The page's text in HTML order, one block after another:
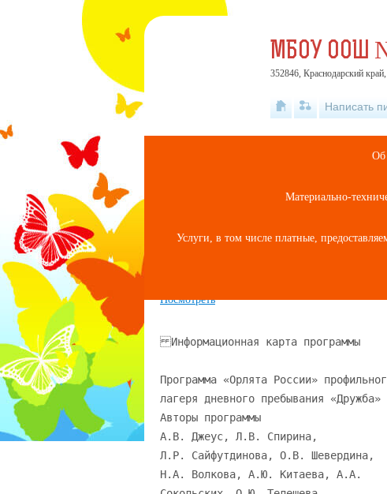
Опубликовано на сайте
Посмотреть
Информационная карта программы Программа «Орлята России» профильного лагеря дневного пребывания «Дружба» Авторы программы А.В. Джеус, Л.В. Спирина, Л.Р. Сайфутдинова, О.В. Шевердина, Н.А. Волкова, А.Ю. Китаева, А.А. Сокольских, О.Ю. Телешева. Усенко Светлана Владиславовна Руководитель программы Территория, представившая МБОУ ООШ № 16 им. М.В. Авдеева с.Молдавановка программу Название проводящей МБОУ ООШ № 16 им. М.В. Авдеева с.Молдавановка организации Краснодарский край Адрес организации Туапсинский район с.Молдавановка, ул. Центральная, 47 95-7-44 Телефон Профильный лагерь дневного пребывания Форма проведения «Дружба» Цель программы Развитие социально-активной личности ребёнка на основе духовно-нравственных ценностей и культурных традиций многонационального народа Российской Федерации. Полное название программы Специализация программы Сроки проведения Место проведения Официальный язык программы Общее количество участников (в том числе детей) География участников Условия участников Разностороннее развитие детей, приобретение навыков коллективнотворческой деятельности и жизненного опыта. 02.06.2025-24.06.2025 Краснодарский край Туапсинский район с.Молдавановка, ул. Центральная, 47 Русский 17 (17 учащихся) Учащиеся 1- 6 классов МБОУ ООШ № 16 им. М.В. Авдеева с.Молдавановка размещения 2 кабинета, столовая, спортивная площадка. Раздел I. Введение В современной России воспитание подрастающего поколения находится в зоне особого внимания государства. Формирование поколения, разделяющего духовно-нравственные ценности российского общества, является стратегической задачей на современном этапе, что отражено в Стратегии развития воспитания в Российской Федерации на период до 2025 года (утверждена Распоряжением Правительства РФ от 29 мая 2015 г. № 996р). В младшем школьном возрасте ребенок не только осваивает новые социальные роли и виды деятельности – это благоприятный период для усвоения знаний о духовных и культурных традициях народов родной страны, традиционных ценностей, правил, норм поведения, принятых в обществе. «Знание младшим школьником социальных норм и традиций, понимание важности следования им имеет особое значение... поскольку облегчает его вхождение в широкий социальный мир, в открывающуюся ему систему общественных отношений» (Примерная программа воспитания, Москва, 2020 г.). Формирование социально-активной личности младшего школьника в рамках данной программы основывается на духовно-нравственных ценностях, значимых для его личностного развития и доступных для понимания: Родина, семья, команда, природа, познание, здоровье. Смена в детском лагере является логическим завершением участия младших школьников в годовом цикле Программы развития социальной активности «Орлята России» и реализуется в период летних каникул. В рамках смены происходит обобщение социального опыта ребят по итогам их участия в годовом цикле Программы «Орлята России». Игровая модель и основные события смены направлены на закрепление социальных навыков и дальнейшее формирование социально-значимых ценностей, укрепление смыслового и эмоционального взаимодействия между взрослыми и детьми, подведение итогов и выстраивание перспектив дальнейшего участия в Программе «Орлята России» или проектах Российского движения школьников на следующий учебный год. Организованное педагогическое пространство летнего лагеря является благоприятным для становления личности младшего школьника и формирования детского коллектива благодаря следующим факторам:  интенсивности всех процессов, позволяющих ребёнку проявить свои индивидуальные особенности;  эмоциональной насыщенности деятельности;  комфортно организованному взаимодействию в уже сложившемся коллективе или новом для ребёнка временном детском коллективе;  возможности для проявления ребёнком самостоятельной позиции. Методической основой программы смены является коллективной творческой деятельности И. П. Иванова. методика Коллективно-творческая деятельность – это совместная деятельность детей и взрослых, направленная на развитие навыков социального взаимодействия, творческих способностей и интеллекта, а также формирование организаторских способностей каждого участника деятельности. Смысл методики состоит в том, что ребята с первого по выпускной классы учатся коллективному общественному творчеству. Основное правило: «Всё – творчески, иначе зачем?» За долгие годы придумано множество коллективных дел на пользу людям, которые можно реализовать в своём классе и школе. В них участвует весь детский коллектив: деление на выступающих и слушающих, на актив и пассив исключается. Методика коллективной творческой деятельности даёт исключительно высокий педагогический эффект – на ней успешно повзрослели сотни тысяч ребят. В системе лагерной смены коллективно-творческие дела проводятся с чередованием разных видов творческой активности детей. В основу коллективной творческой деятельности положены три основных идеи:  дело должно быть направлено на решение каких-либо образовательных, воспитательных задач, улучшение условий жизни, принесение пользы обществу;  работа носит коллективный характер, базируется на совместном проведении и включает взаимодействие детей и взрослых;  деятельность должна быть необычной, непохожей на иные, и помогать в раскрытии природного потенциала детей. Любое мероприятие, основанное на трёх ключевых идеях коллективнотворческой деятельности, организуется согласно следующему алгоритму:  замысел коллективно-творческой деятельности: основан на целеполагании, то есть в его основе лежат воспитательные цели, которых требуется достичь в ходе коллективной творческой деятельности;  планирование деятельности: носит коллективный характер, то есть все этапы деятельности планируются и утверждаются при согласии всех участников;  подготовка деятельности: в зависимости от вида деятельности и её целевого назначения происходит распределение ролей и обязанностей между всеми участниками деятельности;  проведение коллективно-творческой деятельности: осуществляется в процессе совместного творчества в выбранной деятельности, ориентированной на достижение конкретной цели и решение определённых задач;  анализ результатов деятельности: ориентирован на выработку у детей навыков рефлексии. Происходит обсуждение результатов проделанной работы, подводятся её итоги. Данный этап должен быть эмоционально насыщенным;  закрепление данного опыта и создание возможностей его дальнейшего использования в педагогической практике. Игровые технологии Игровые технологии – это организованный процесс игровой коммуникации (общения) субъектов (общностей) с целью осуществления воздействия на объект совместной игровой деятельности. Результаты использования игровых технологий: совместный труд души (переживания, сочувствие, солидарность), совместный труд познания (взаимопонимание в ходе освоения законов развития мира природы и человеческого общества), совместная радость поиска и открытия непознанного ранее (И. И. Фришман, Игровые технологии в работе вожатого). Особенности игровых технологий. Все следующие за дошкольным возрастом периоды со своими ведущими видами деятельности (младший школьный возраст – учебная деятельность, средний – общественно полезная, старший школьный возраст – учебно-профессиональная) не вытесняют, а продолжают игру, усложняя ее по мере развития ребенка. Оптимальное сочетание игры с другими формами учебно-воспитательного процесса – одна из самых сложных задач в педагогической практике. Развивающий потенциал игры заложен в самой её природе. В игре одновременно уживаются добровольность и обязательность, развлечение и напряжение, мистика и реальность, обособленность от обыденного и постоянная связь с ним, эмоциональность и рациональность, личная заинтересованность и коллективная ответственность. Педагогическая ценность игры заключается в том, что она является сильнейшим мотивационным фактором, при этом ребёнок руководствуется личностными установками и мотивами. Игра позволяет также проигрывать отношения, существующие в человеческой жизни. Именно игровая ситуация с её многоплановым уровнем, с возможностью вхождения в роли, недоступные в обыденной реальности, позволяет ему углублять восприятие Другого и даёт возможность говорить с собой на разных языках, по-разному интерпретируя свое собственное «я». Игровая технология строится как целостное образование, объединённое общим содержанием, сюжетом, персонажем. В неё включаются последовательно игры и упражнения, формирующие умение выделять основные, характерные признаки предметов, сравнивать, сопоставлять их; группы игр на обобщение предметов по определённым признакам; группы игр, в процессе которых у младших школьников развивается умение отличать реальные явления от нереальных; группы игр, воспитывающих умение владеть собой, быстроту реакции на слово, фонематический слух, смекалку и др. (Энциклопедия образовательных технологий [Электронный ресурс]. Режим доступа: https://stavcvr.ru/metodkopilka/Г.%20Селевко_Энциклопедия%20образовательных%20технологий%2 0(1%20том).pdf (Дата обращения: 27.12.2021)) Раздел II. Краткая характеристика детей-участников программ летних смен Программы летних лагерей реализуются на муниципальном (пришкольный лагерь), региональном (региональный лагерь), федеральном (ВДЦ «Орлёнок) уровнях. Участниками становятся ученики 1-4 классов общеобразовательных организаций, в течение учебного года принимавшие участие в реализации Программы развития социальной активности учащихся начальных классов «Орлята России». Смена в пришкольном лагере рассчитана на участие 1 и 2 классов – детей в возрасте 6-8 лет. Смена в региональном лагере – участие 3 и 4 классов – детей в возрасте 8-11 лет. Смена в ВДЦ «Орлёнок» предполагает участие 4 классов – победителей конкурсного отбора на участие в программе смены – детей в возрасте 9-11 лет. Раздел III. Понятийный аппарат Воспитание – деятельность, направленная на развитие личности, создание условий для самоопределения и социализации обучающихся на основе социокультурных, духовно-нравственных ценностей и принятых в ро
МБОУ ООШ
352846, Краснодарский
Написать
Об
Материально-
Услуги, в том числе платные,